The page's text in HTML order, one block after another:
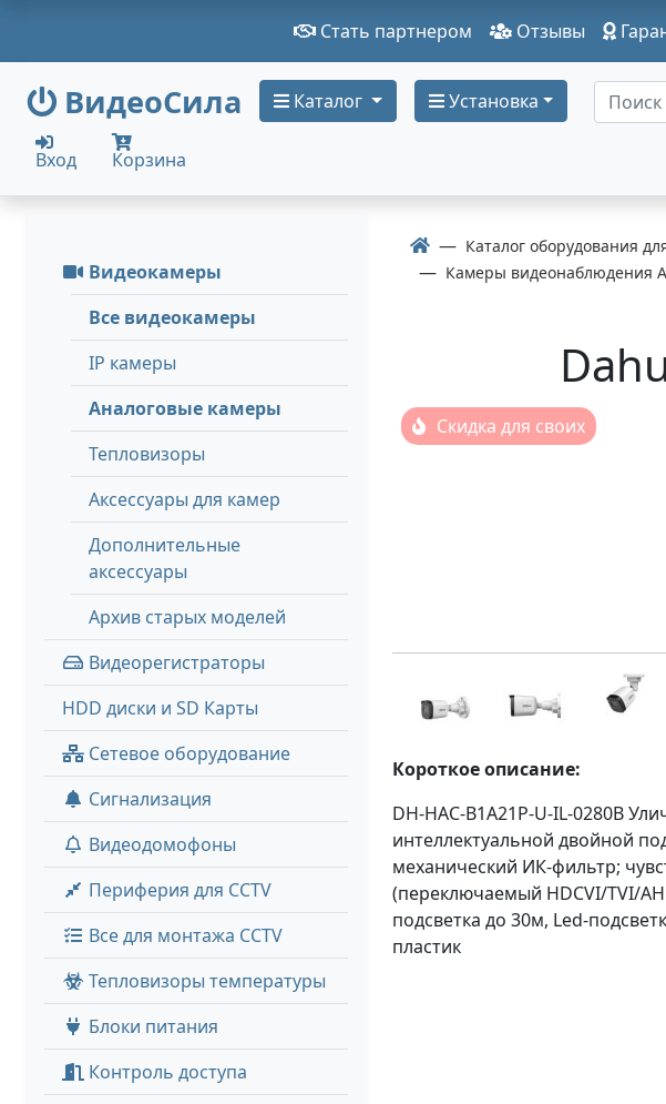
Стать партнером Отзывы
ВидеоСила Каталог Установка
Вход Корзина
Видеокамеры
Все видеокамеры
IP камеры
Аналоговые камеры
Тепловизоры
Аксессуары для камер
Дополнительные
аксессуары
Архив старых моделей
Видеорегистраторы
HDD диски и SD Карты
Сетевое оборудование
Сигнализация
Видеодомофоны
Периферия для CCTV
Все для монтажа CCTV
Тепловизоры температуры
Блоки питания
Контроль доступа
Каталог оборудования
Камеры видеонаблюдения
Скидка для своих
Короткое описание:
DH-HAC-B1A21P-U-IL-0280B
интеллектуальной двойной
механический ИК-фильтр;
(переключаемый HDCVI/TVI/
подсветка до 30м, Led-
пластик